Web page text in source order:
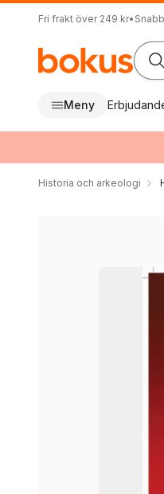
Fri frakt över 249 kr•
Meny
Historia och arkeologi